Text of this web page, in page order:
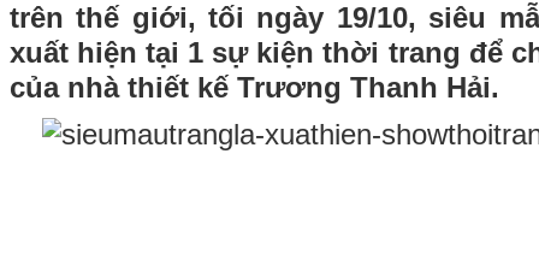
trên thế giới, tối ngày 19/10, siêu
xuất hiện tại 1 sự kiện thời trang để
của nhà thiết kế Trương Thanh Hải.